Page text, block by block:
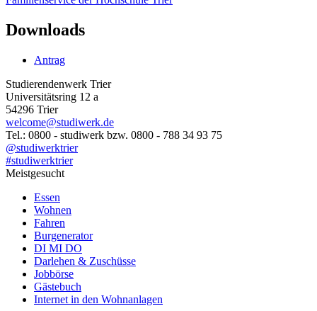
Downloads
Antrag
Studierendenwerk Trier
Universitätsring 12 a
54296 Trier
welcome@studiwerk.de
Tel.: 0800 - studiwerk bzw. 0800 - 788 34 93 75
@studiwerktrier
#studiwerktrier
Meistgesucht
Essen
Wohnen
Fahren
Burgenerator
DI MI DO
Darlehen & Zuschüsse
Jobbörse
Gästebuch
Internet in den Wohnanlagen